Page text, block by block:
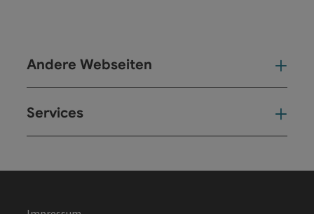
Andere Webseiten
Services